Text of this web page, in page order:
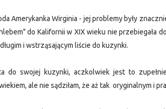
Amerykanka Wirginia - jej problemy były
do Kalifornii w XIX wieku nie przebiegała
i wstrząsającym liście do kuzynki.
do swojej kuzynki, aczkolwiek jest to
ale nie sądziłam, że aż tak oryginalnym i